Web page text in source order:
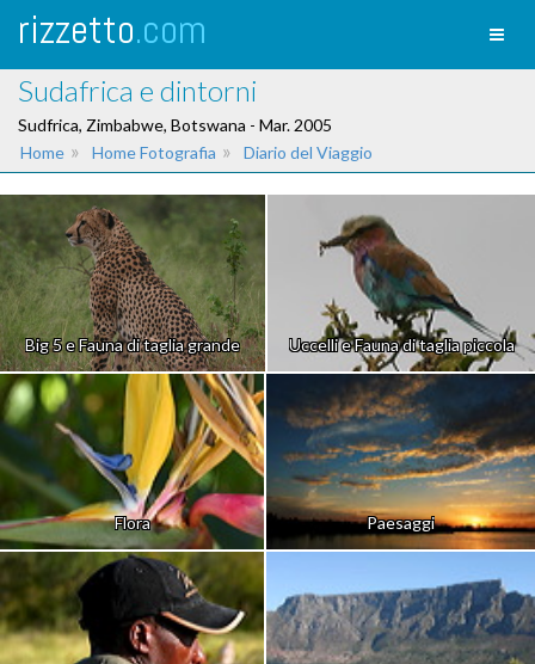
rizzetto.com
Sudafrica e dintorni
Sudfrica, Zimbabwe, Botswana - Mar. 2005
Home » Home Fotografia » Diario del Viaggio
Big 5 e Fauna di taglia grande Uccelli e Fauna di taglia piccola
Flora Paesaggi